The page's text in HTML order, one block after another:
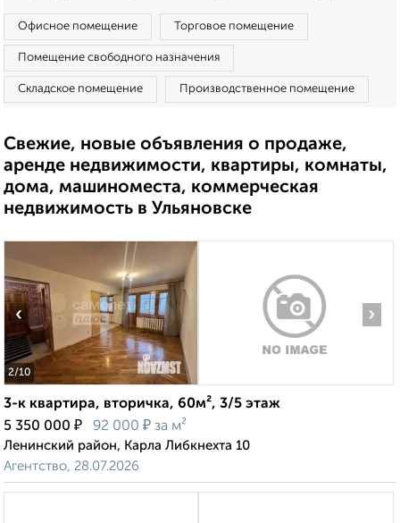
Офисное помещение Торговое помещение
Помещение свободного назначения
Складское помещение Производственное помещение
Свежие, новые объявления о продаже,
аренде недвижимости, квартиры, комнаты,
дома, машиноместа, коммерческая
недвижимость в Ульяновске
2/10
‹ ›
3-к квартира, вторичка, 60м², 3/5 этаж
5 350 000 ₽ 92 000 ₽ за м²
Ленинский район, Карла Либкнехта 10
Агентство, 28.07.2026